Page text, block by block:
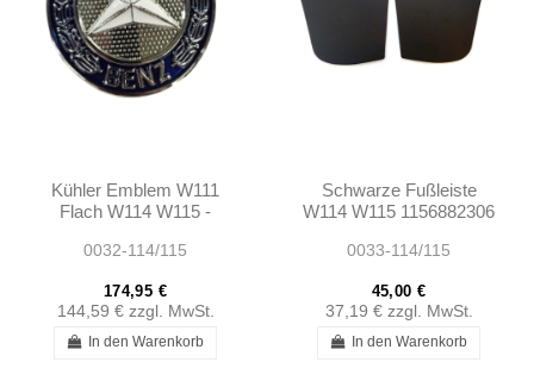
Kühler Emblem W111
Flach W114 W115 -
A1158800188
0032-114/115
174,95 €
144,59 € zzgl. MwSt.
In den Warenkorb
Schwarze Fußleiste
W114 W115 1156882306
0033-114/115
45,00 €
37,19 € zzgl. MwSt.
In den Warenkorb